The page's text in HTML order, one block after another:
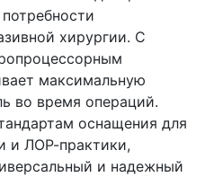
хирургии. С
максимальную
во время операций.
оснащения для
и ЛОР-практики,
и надежный